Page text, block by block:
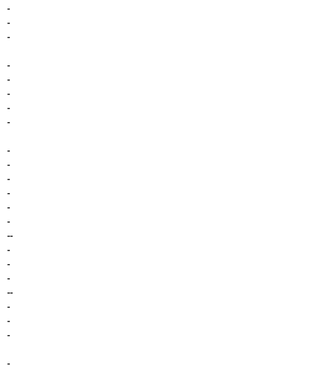
-
-
-
-
-
-
-
-
-
-
-
-
-
-
--
-
-
-
--
-
-
-
-